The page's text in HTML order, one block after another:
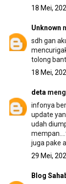
18 Mei,
Unknown
sdh gan
tolong
18 Mei,
deta
infonya
update
udah
juga pake
29 Mei,
Blog